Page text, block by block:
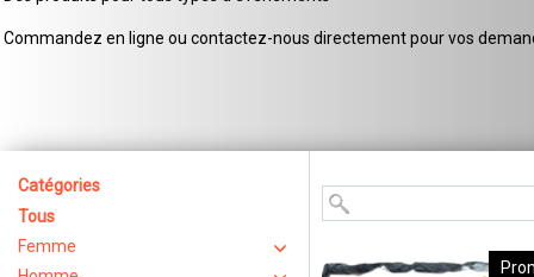
Commandez en ligne ou contactez-nous directement pour vos
Catégories
Tous
Femme